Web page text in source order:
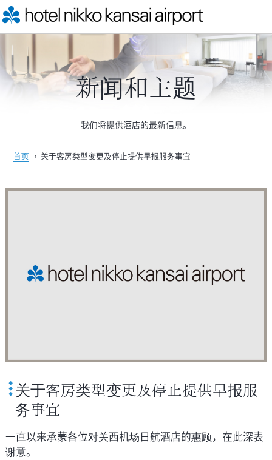
新闻和主题
我们将提供酒店的最新信息。
首页 › 关于客房类型变更及停止提供早报服务事宜
关于客房类型变更及停止提供早报服
务事宜
一直以来承蒙各位对关西机场日航酒店的惠顾，在此深表
谢意。